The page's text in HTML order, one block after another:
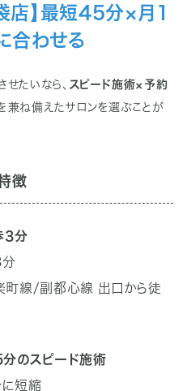
店】最短45分×月1
合わせる
たいなら、
スピード施術×予約
兼ね備えたサロンを選ぶことが
徴
3分
分
町線/副都心線 出口から徒
のスピード施術
短縮